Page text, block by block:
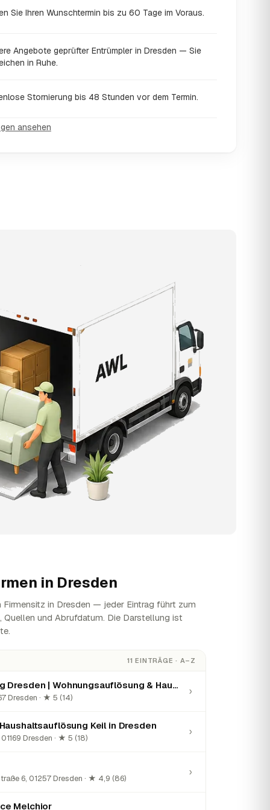
Sie Ihren Wunschtermin bis zu 60 Tage im Voraus.
Angebote geprüfter Entrümpler in Dresden — Sie
in Ruhe.
Stornierung bis 48 Stunden vor dem Termin.
ansehen
in Dresden
in Dresden — jeder Eintrag führt zum
Quellen und Abrufdatum. Die Darstellung ist
11 EINTRÄGE · A–Z
ABA Entrümpelung Dresden | Wohnungsauflösung & Haushaltsauflösung
Dresden · ★ 5 (14)
›
Keil in Dresden
Dresden · ★ 5 (18)
›
6, 01257 Dresden · ★ 4,9 (86)
›
Melchior